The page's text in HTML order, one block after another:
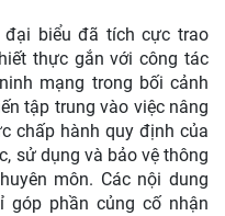
đại biểu đã tích cực trao
thực gắn với công tác
mạng trong bối cảnh
tập trung vào việc nâng
chấp hành quy định của
sử dụng và bảo vệ thông
môn. Các nội dung
phần củng cố nhận